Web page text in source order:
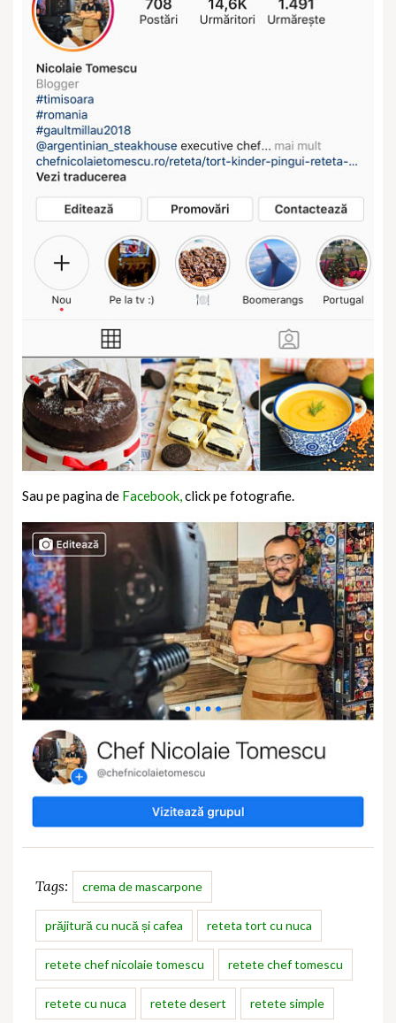
Sau pe pagina de Facebook,click pe fotografie.
Tags: crema de mascarpone
prăjitură cu nucă și cafea reteta tort cu nuca
retete chef nicolaie tomescu retete chef tomescu
retete cu nuca retete desert retete simple